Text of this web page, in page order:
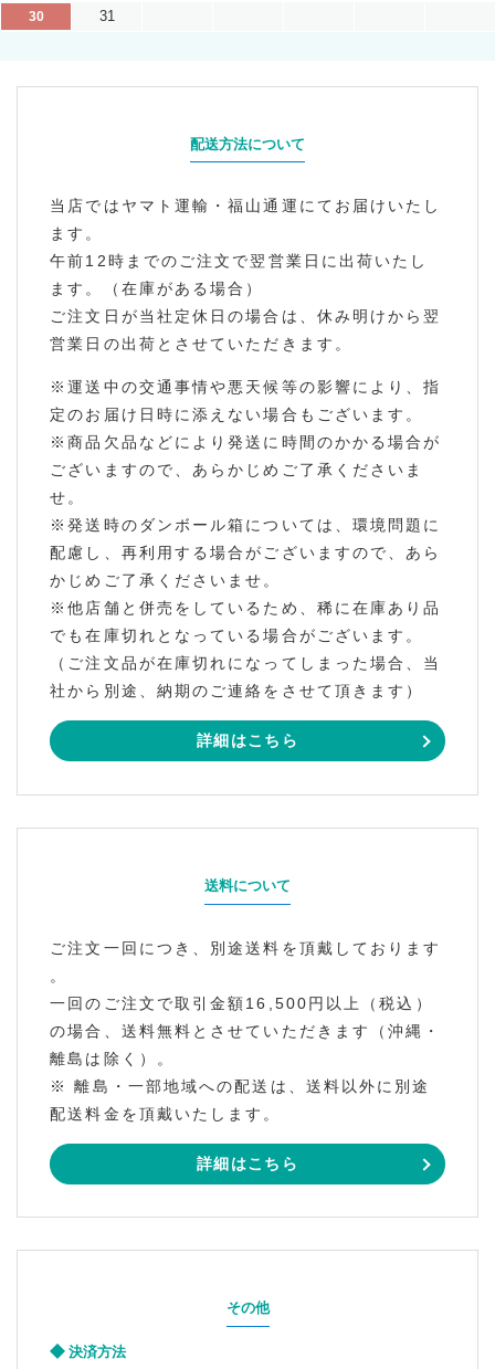
30 31
配送方法について
当店ではヤマト運輸・福山通運にてお届けいたし
ます。
午前12時までのご注文で翌営業日に出荷いたし
ます。（在庫がある場合）
ご注文日が当社定休日の場合は、休み明けから翌
営業日の出荷とさせていただきます。
※運送中の交通事情や悪天候等の影響により、指
定のお届け日時に添えない場合もございます。
※商品欠品などにより発送に時間のかかる場合が
ございますので、あらかじめご了承くださいま
せ。
※発送時のダンボール箱については、環境問題に
配慮し、再利用する場合がございますので、あら
かじめご了承くださいませ。
※他店舗と併売をしているため、稀に在庫あり品
でも在庫切れとなっている場合がございます。
（ご注文品が在庫切れになってしまった場合、当
社から別途、納期のご連絡をさせて頂きます）
詳細はこちら
送料について
ご注文一回につき、別途送料を頂戴しております
。
一回のご注文で取引金額16,500円以上（税込）
の場合、送料無料とさせていただきます（沖縄・
離島は除く）。
※ 離島・一部地域への配送は、送料以外に別途
配送料金を頂戴いたします。
詳細はこちら
その他
決済方法